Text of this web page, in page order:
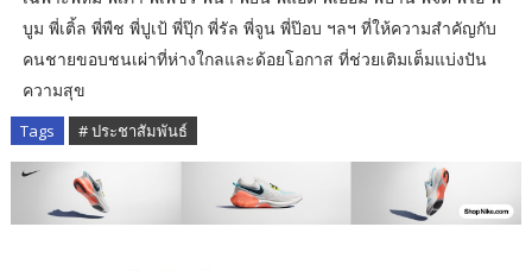
บูม พี่เติ้ล พี่พืช พี่ปูเป้ พี่ปุ๊ก พี่รัล พี่จูน พี่ป๊อบ ฯลฯ ที่ให้ความสำคัญกับ
คนชายขอบชนเผ่าที่ห่างใกลและด้อยโอกาส ที่ช่วยเติมเต็มแบ่งปัน
ความสุข
Tags # ประชาสัมพันธ์